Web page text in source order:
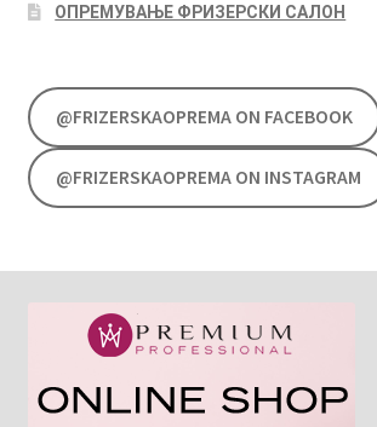
ОПРЕМУВАЊЕ ФРИЗЕРСКИ САЛОН
@FRIZERSKAOPREMA ON FACEBOOK
@FRIZERSKAOPREMA ON INSTAGRAM